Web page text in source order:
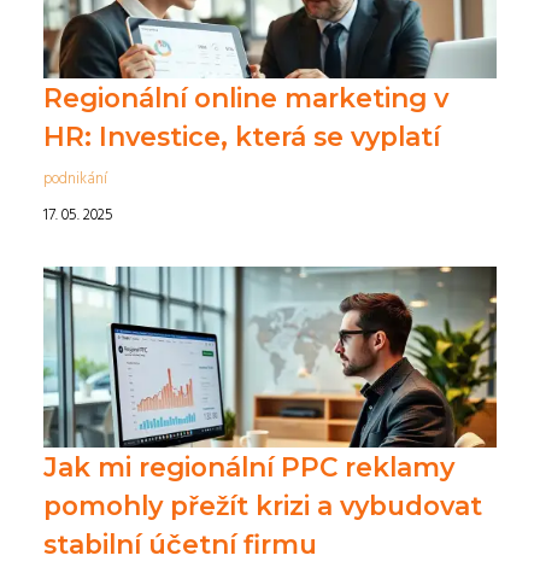
Regionální online marketing v
HR: Investice, která se vyplatí
podnikání
17. 05. 2025
Jak mi regionální PPC reklamy
pomohly přežít krizi a vybudovat
stabilní účetní firmu